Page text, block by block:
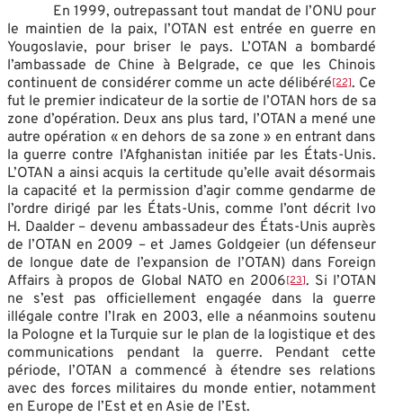
En 1999, outrepassant tout mandat de l’ONU pour
le maintien de la paix, l’OTAN est entrée en guerre en
Yougoslavie, pour briser le pays. L’OTAN a bombardé
l’ambassade de Chine à Belgrade, ce que les Chinois
continuent de considérer comme un acte délibéré [22]. Ce
fut le premier indicateur de la sortie de l’OTAN hors de sa
zone d’opération. Deux ans plus tard, l’OTAN a mené une
autre opération « en dehors de sa zone » en entrant dans
la guerre contre l’Afghanistan initiée par les États-Unis.
L’OTAN a ainsi acquis la certitude qu’elle avait désormais
la capacité et la permission d’agir comme gendarme de
l’ordre dirigé par les États-Unis, comme l’ont décrit Ivo
H. Daalder – devenu ambassadeur des États-Unis auprès
de l’OTAN en 2009 – et James Goldgeier (un défenseur
de longue date de l’expansion de l’OTAN) dans Foreign
Affairs à propos de Global NATO en 2006 [23]. Si l’OTAN
ne s’est pas officiellement engagée dans la guerre
illégale contre l’Irak en 2003, elle a néanmoins soutenu
la Pologne et la Turquie sur le plan de la logistique et des
communications pendant la guerre. Pendant cette
période, l’OTAN a commencé à étendre ses relations
avec des forces militaires du monde entier, notamment
en Europe de l’Est et en Asie de l’Est.